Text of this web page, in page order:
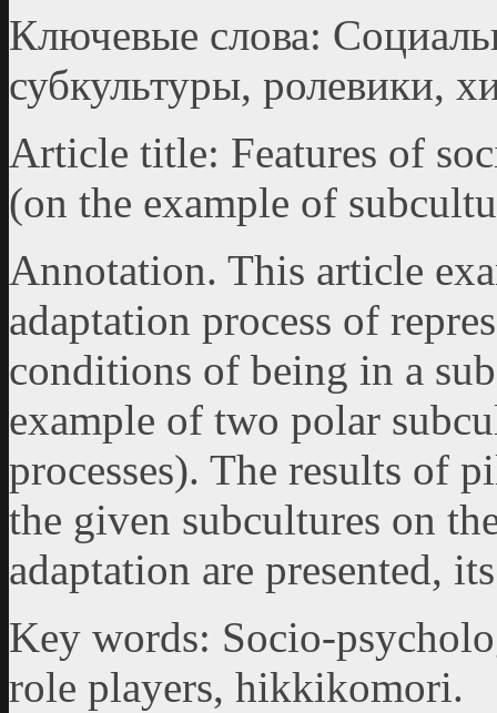
Ключевые слова:
субкультуры, ролевики,
Article title: Features of
(on the example of
Annotation. This article
adaptation process of
conditions of being in a
example of two polar
processes). The results of
the given subcultures on
adaptation are presented,
Key words: Socio-
role players, hikkikomori.